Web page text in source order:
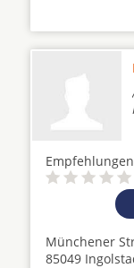
Münchener
85049